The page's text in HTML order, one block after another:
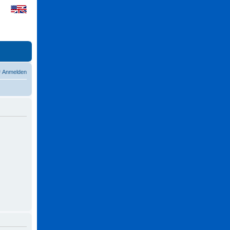
Anmelden